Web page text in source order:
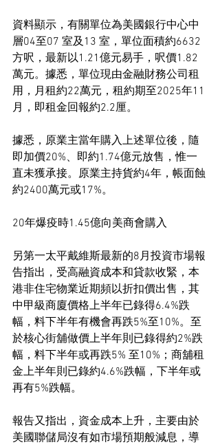
資料顯示，有關單位為美國銀行中心中
層04至07 室及13 室，單位面積約6632
方呎，最新以1.21億元易手，呎價1.82
萬元。據悉，單位現由金融財務公司租
用，月租約22萬元，租約期至2025年11
月，即租金回報約2.2厘。
據悉，原業主當年購入上述單位後，隨
即加價20%、即約1.74億元放售，惟一
直未獲承接。原業主持貨約4年，帳面蝕
約2400萬元或17%。
20年爆疫時1.45億向美商會購入
另第一太平戴維斯最新的8月投資市場報
告指出，受高融資成本和貸款收緊，本
港非住宅物業近期頻以折扣價出售，其
中甲級商廈價格上半年已錄得6.4%跌
幅，料下半年有機會再跌5%至10%。至
於核心街舖做價上半年則已錄得約2%跌
幅，料下半年或再跌5% 至10%；商舖租
金上半年則已錄約4.6%跌幅，下半年或
再有5%跌幅。
報告又指出，資金成本上升，主要由於
美國聯儲局沒有如市場預期般減息，導